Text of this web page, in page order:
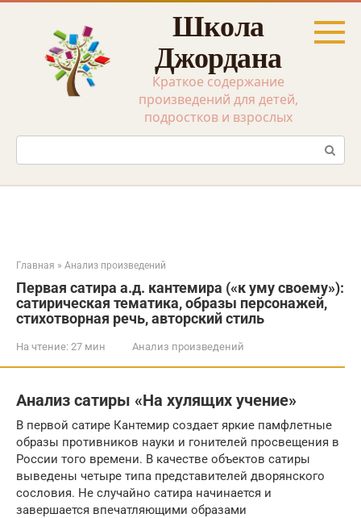
Перейти
Школа
Джордана
Краткое содержание
произведений для детей,
подростков и взрослых
Поиск:
Главная » Анализ произведений
Первая сатира а.д. кантемира («к уму своему»):
сатирическая тематика, образы персонажей,
стихотворная речь, авторский стиль
На чтение: 27 мин Анализ произведений
Анализ сатиры «На хулящих учение»
В первой сатире Кантемир создает яркие памфлетные
образы противников науки и гонителей просвещения в
России того времени. В качестве объектов сатиры
выведены четыре типа представителей дворянского
сословия. Не случайно сатира начинается и
завершается впечатляющими образами